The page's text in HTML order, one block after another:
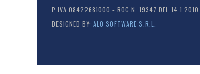
P.IVA 08422681000 - ROC N. 19347 DEL 14.1.2010
DESIGNED BY: ALO SOFTWARE S.R.L.